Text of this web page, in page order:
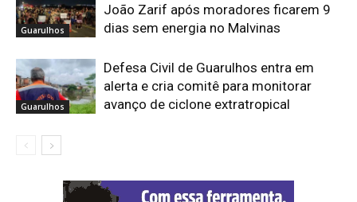
Guarulhos
João Zarif após moradores ficarem 9
dias sem energia no Malvinas
Guarulhos
Defesa Civil de Guarulhos entra em
alerta e cria comitê para monitorar
avanço de ciclone extratropical